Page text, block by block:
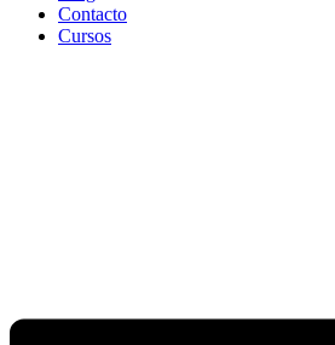
Contacto
Cursos